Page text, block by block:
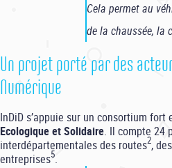
Cela permet au
de la chaussée, la
Un projet porté par des
Numérique
InDiD s’appuie sur un consortium fort
Ecologique et Solidaire. Il compte 24
interdépartementales des routes2,
entreprises5.